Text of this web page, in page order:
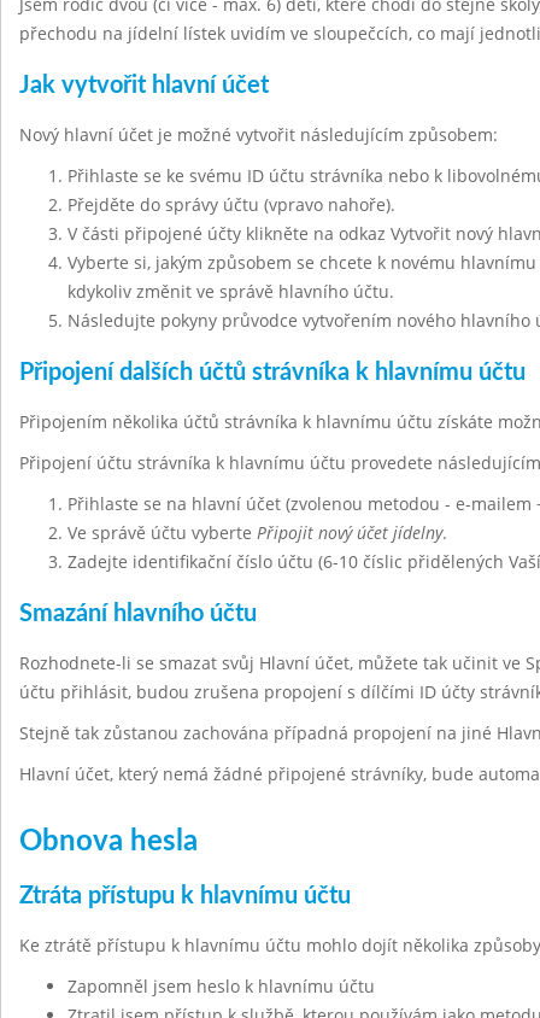
přechodu na jídelní lístek uvidím ve sloupečcích, co mají
Jak vytvořit hlavní účet
Nový hlavní účet je možné vytvořit následujícím způsobem:
Přihlaste se ke svému ID účtu strávníka nebo k
Přejděte do správy účtu (vpravo nahoře).
V části připojené účty klikněte na odkaz Vytvořit nový
Vyberte si, jakým způsobem se chcete k novému
kdykoliv změnit ve správě hlavního účtu.
Následujte pokyny průvodce vytvořením nového hlavního
Připojení dalších účtů strávníka k hlavnímu účtu
Připojením několika účtů strávníka k hlavnímu účtu získáte
Připojení účtu strávníka k hlavnímu účtu provedete
Přihlaste se na hlavní účet (zvolenou metodou - e-mailem
Ve správě účtu vyberte Připojit nový účet jídelny.
Zadejte identifikační číslo účtu (6-10 číslic přidělených
Smazání hlavního účtu
Rozhodnete-li se smazat svůj Hlavní účet, můžete tak učinit ve
účtu přihlásit, budou zrušena propojení s dílčími ID účty
Stejně tak zůstanou zachována případná propojení na jiné
Hlavní účet, který nemá žádné připojené strávníky, bude
Obnova hesla
Ztráta přístupu k hlavnímu účtu
Ke ztrátě přístupu k hlavnímu účtu mohlo dojít několika
Zapomněl jsem heslo k hlavnímu účtu